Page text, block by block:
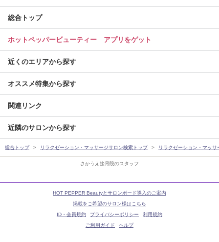
さかうえ接骨院のスタッフ
総合トップ
ホットペッパービューティー アプリをゲット
近くのエリアから探す
オススメ特集から探す
関連リンク
近隣のサロンから探す
総合トップ リラクゼーション・マッサージサロン検索トップ リラクゼーション・マッ
HOT PEPPER Beautyとサロンボード導入のご案内
掲載をご希望のサロン様はこちら
ID・会員規約
プライバシーポリシー
利用規約
ご利用ガイド
ヘルプ